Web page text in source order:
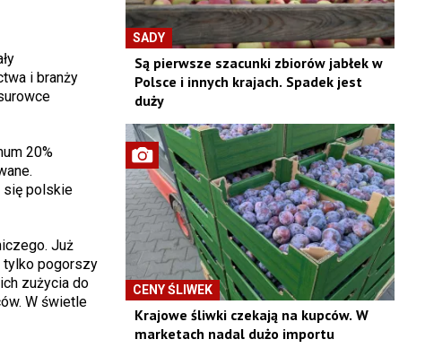
i branży
20%
się polskie
Już
tylko pogorszy
zużycia do
W świetle
SADY
Są pierwsze szacunki zbiorów jabłek w
Polsce i innych krajach. Spadek jest
duży
CENY ŚLIWEK
Krajowe śliwki czekają na kupców. W
marketach nadal dużo importu